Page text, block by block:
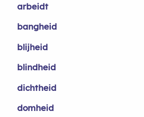
arbeidt
bangheid
blijheid
blindheid
dichtheid
domheid